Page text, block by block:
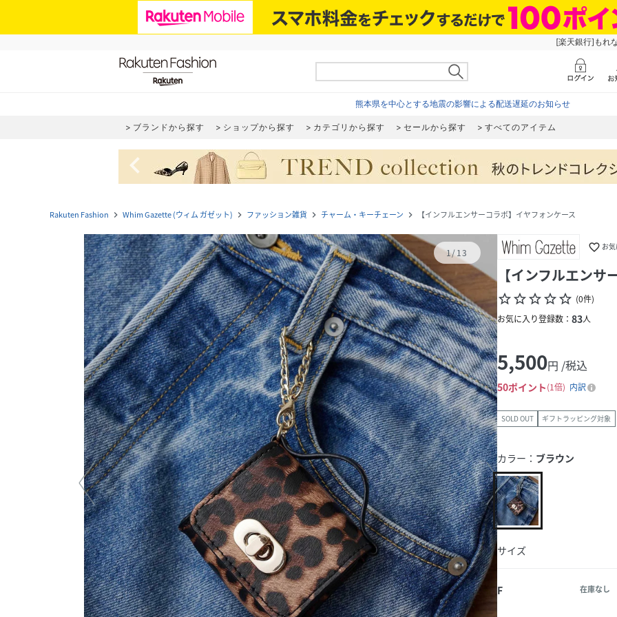
[楽天銀行]もれ
熊本県を中心とする地震の影響による配送遅延のお知らせ
ブランドから探す ショップから探す カテゴリから探す セールから探す すべてのアイテム
navigate_before
Rakuten Fashion navigate_next Whim Gazette (ウィム ガゼット) navigate_next ファッション雑貨 navigate_next チャーム・キーチェーン navigate_next 【インフルエンサーコラボ】イヤフォンケース
1/13 favorite_border お
【インフルエン
star_borderstar_borderstar_borderstar_borderstar_border (0件)
お気に入り登録数： 83人
5,500円 /税込
50ポイント 1倍 内訳
SOLD OUT ギフトラッピング対象
カラー： ブラウン
サイズ
F 在庫なし